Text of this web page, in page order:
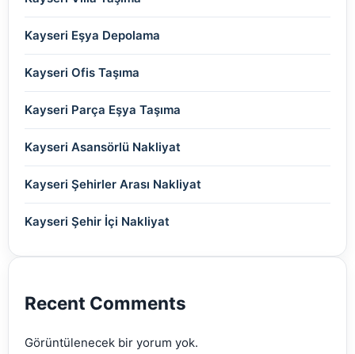
(2)
(2)
(2)
(2)
(2)
(2)
(2)
(2)
(2)
Kayseri Eşya Depolama
Kayseri Ofis Taşıma
Kayseri Parça Eşya Taşıma
Kayseri Asansörlü Nakliyat
Kayseri Şehirler Arası Nakliyat
Kayseri Şehir İçi Nakliyat
Recent Comments
Görüntülenecek bir yorum yok.